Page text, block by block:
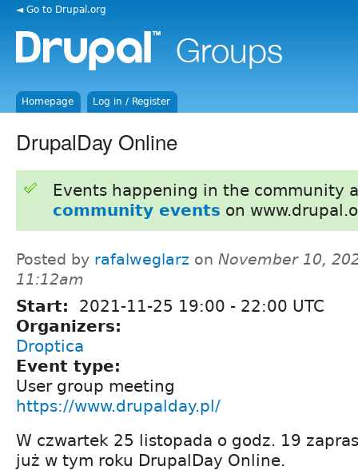
◄ Go to Drupal.org
Homepage Log in / Register
DrupalDay Online
Events happening in the community
community events on
Posted by rafalweglarz on November 10,
11:12am
Start: 2021-11-25 19:00 - 22:00 UTC
Organizers:
Droptica
Event type:
User group meeting
https://www.drupalday.pl/
W czwartek 25 listopada o godz. 19
już w tym roku DrupalDay Online.